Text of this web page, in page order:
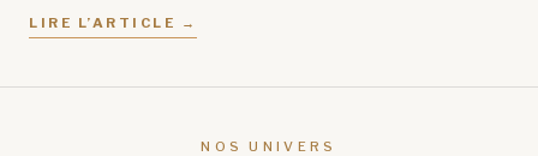
LIRE L’ARTICLE →
NOS UNIVERS